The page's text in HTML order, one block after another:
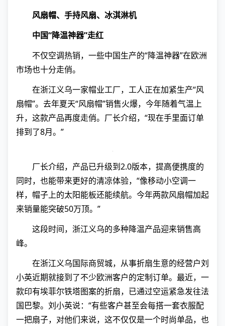
风扇帽、手持风扇、冰淇淋机
中国“降温神器”走红
不仅空调热销，一些中国生产的“降温神器”在欧洲
市场也十分走俏。
在浙江义乌一家帽业工厂，工人正在加紧生产“风
扇帽”。去年夏天“风扇帽”销售火爆，今年随着气温上
升，这款产品再度走俏。厂长介绍，“现在手里面订单
排到了8月。”
厂长介绍，产品已升级到2.0版本，提高便携度的
同时，也能带来更好的清凉体验，“像移动小空调一
样，帽子上的太阳能板还能续航。今年两款风扇帽加起
来销量能突破50万顶。”
这段时间，浙江义乌的多种降温产品迎来销售高
峰。
在浙江义乌国际商贸城，从事折扇生意的经营户刘
小英近期就接到了不少欧洲客户的定制订单。最近，一
款印有埃菲尔铁塔图案的折扇，已通过空运紧急发往法
国巴黎。刘小英说：“有些客户甚至会每搭一套衣服配
一把扇子，对他们来说，这不仅仅是一个时尚单品，也